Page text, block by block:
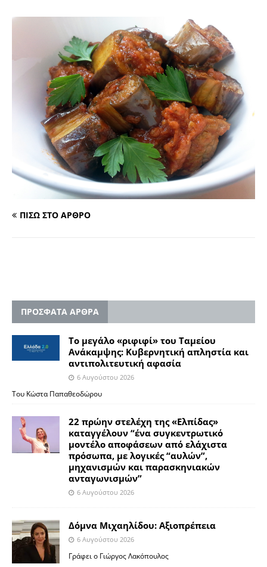
ΠΙΣΩ ΣΤΟ ΑΡΘΡΟ
ΠΡΟΣΦΑΤΑ ΑΡΘΡΑ
Το μεγάλο «ριφιφί» του Ταμείου
Ανάκαμψης: Κυβερνητική απληστία και
αντιπολιτευτική αφασία
6 Αυγούστου 2026
Του Κώστα Παπαθεοδώρου
22 πρώην στελέχη της «Ελπίδας»
καταγγέλουν “ένα συγκεντρωτικό
μοντέλο αποφάσεων από ελάχιστα
πρόσωπα, με λογικές “αυλών”,
μηχανισμών και παρασκηνιακών
ανταγωνισμών”
6 Αυγούστου 2026
Δόμνα Μιχαηλίδου: Αξιοπρέπεια
6 Αυγούστου 2026
Γράφει ο Γιώργος Λακόπουλος